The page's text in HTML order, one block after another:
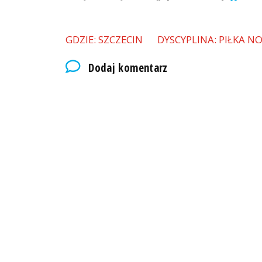
GDZIE: SZCZECIN DYSCYPLINA: PIŁKA
Dodaj komentarz